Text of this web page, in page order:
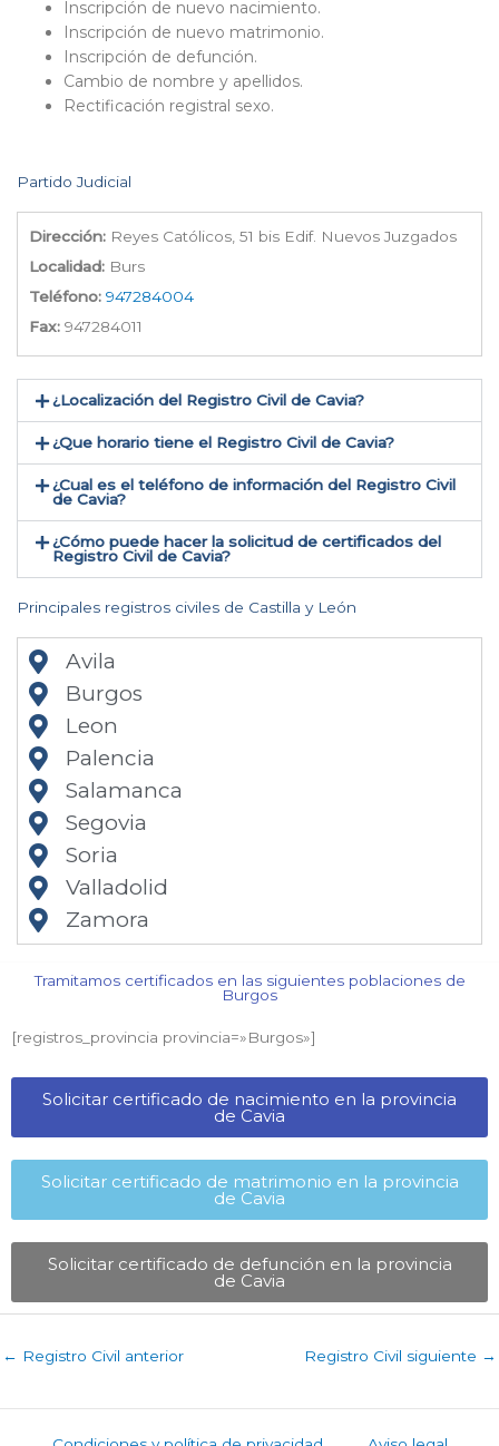
Inscripción de nuevo nacimiento.
Inscripción de nuevo matrimonio.
Inscripción de defunción.
Cambio de nombre y apellidos.
Rectificación registral sexo.
Partido Judicial
Dirección: Reyes Católicos, 51 bis Edif. Nuevos Juzgados
Localidad: Burs
Teléfono: 947284004
Fax: 947284011
¿Localización del Registro Civil de Cavia​?
¿Que horario tiene el Registro Civil de Cavia?
¿Cual es el teléfono de información del Registro Civil
de Cavia​?
¿Cómo puede hacer la solicitud de certificados del
Registro Civil de Cavia​?
Principales registros civiles de Castilla y León
Avila
Burgos
Leon
Palencia
Salamanca
Segovia
Soria
Valladolid
Zamora
Tramitamos certificados en las siguientes poblaciones de
Burgos​
[registros_provincia provincia=»Burgos​»]
Solicitar certificado de nacimiento en la provincia
de Cavia​
Solicitar certificado de matrimonio en la provincia
de Cavia​
Solicitar certificado de defunción en la provincia
de Cavia​
← Registro Civil anterior Registro Civil siguiente →